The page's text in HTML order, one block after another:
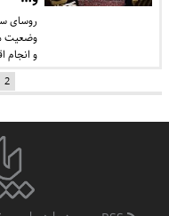
روسای
وضعیت
و انجام
2